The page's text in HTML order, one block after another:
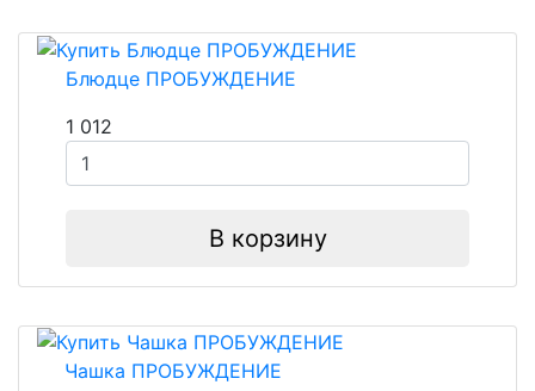
Блюдце ПРОБУЖДЕНИЕ
1 012
В корзину
Чашка ПРОБУЖДЕНИЕ